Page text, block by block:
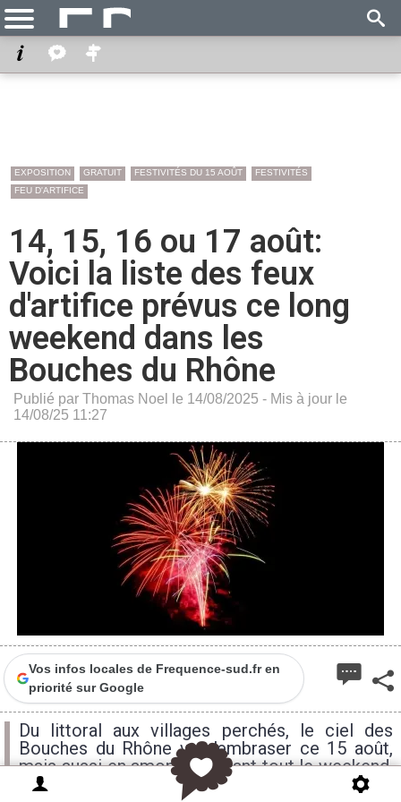
EXPOSITION GRATUIT FESTIVITÉS DU 15 AOÛT
FESTIVITÉS
FEU D'ARTIFICE
14, 15, 16 ou 17 août:
Voici la liste des feux
d'artifice prévus ce long
weekend dans les
Bouches du Rhône
Publié par Thomas Noel le 14/08/2025 - Mis à jour le
14/08/25 11:27
Vos infos locales de Frequence-sud.fr en
priorité sur Google
Du littoral aux villages perchés, le ciel des
Bouches du Rhône va s'embraser ce 15 août,
mais aussi en amont et durant tout le weekend.
Retrouvez tous les spots où admirer un beau